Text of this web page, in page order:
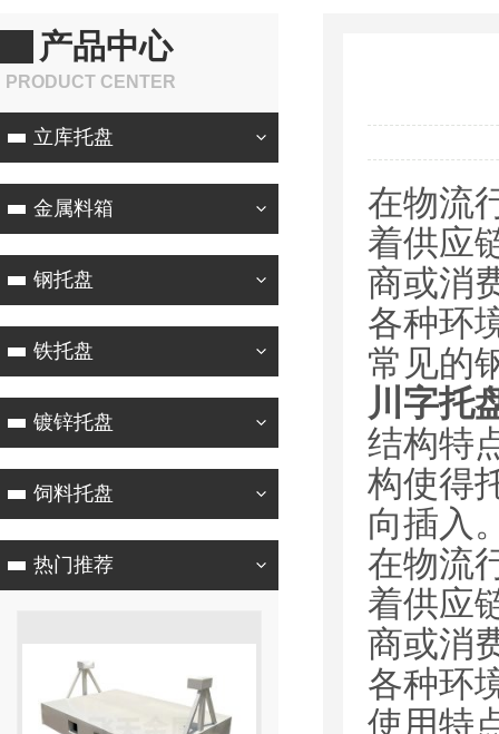
产品中心
PRODUCT CENTER
立库托盘
金属料箱
钢托盘
铁托盘
镀锌托盘
饲料托盘
热门推荐
在物流
着供应
商或消
各种环
常见的
川字托
结构特
构使得
向插入
在物流
着供应
商或消
各种环
使用特